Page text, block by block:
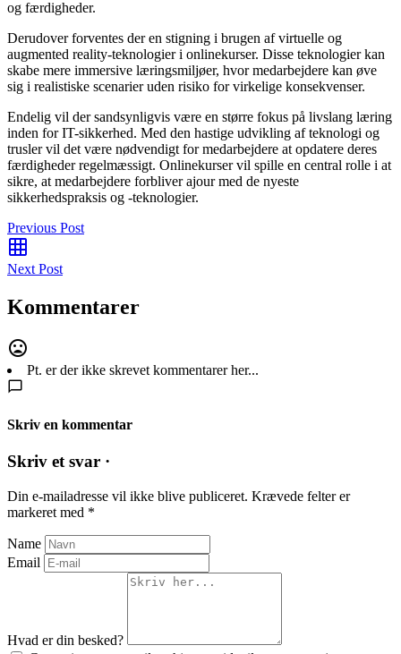
og færdigheder.
Derudover forventes der en stigning i brugen af virtuelle og
augmented reality-teknologier i onlinekurser. Disse teknologier kan
skabe mere immersive læringsmiljøer, hvor medarbejdere kan øve
sig i realistiske scenarier uden risiko for virkelige konsekvenser.
Endelig vil der sandsynligvis være en større fokus på livslang læring
inden for IT-sikkerhed. Med den hastige udvikling af teknologi og
trusler vil det være nødvendigt for medarbejdere at opdatere deres
færdigheder regelmæssigt. Onlinekurser vil spille en central rolle i at
sikre, at medarbejdere forbliver ajour med de nyeste
sikkerhedspraksis og -teknologier.
Previous Post
Next Post
Kommentarer
Pt. er der ikke skrevet kommentarer her...
Skriv en kommentar
Skriv et svar ·
Din e-mailadresse vil ikke blive publiceret. Krævede felter er
markeret med *
Name
Email
Hvad er din besked?